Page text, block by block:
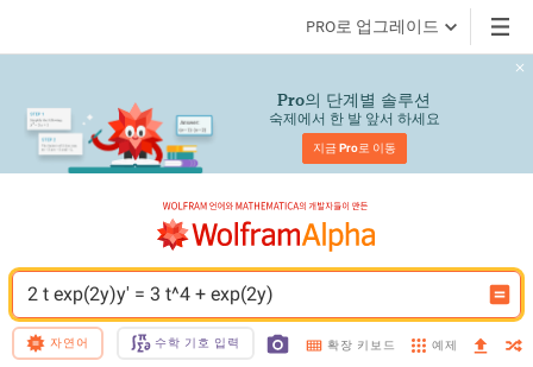
PRO로 업그레이드
Pro의 단계별 솔루션
숙제에서 한 발 앞서 하세요
지금 Pro로 이동
2 t exp(2y)y' = 3 t^4 + exp(2y)
자연어 수학 기호 입력 확장 키보드 예제